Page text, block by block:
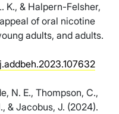
K., & Halpern-Felsher,
of oral nicotine
adults, and adults.
N. E., Thompson, C.,
& Jacobus, J. (2024).